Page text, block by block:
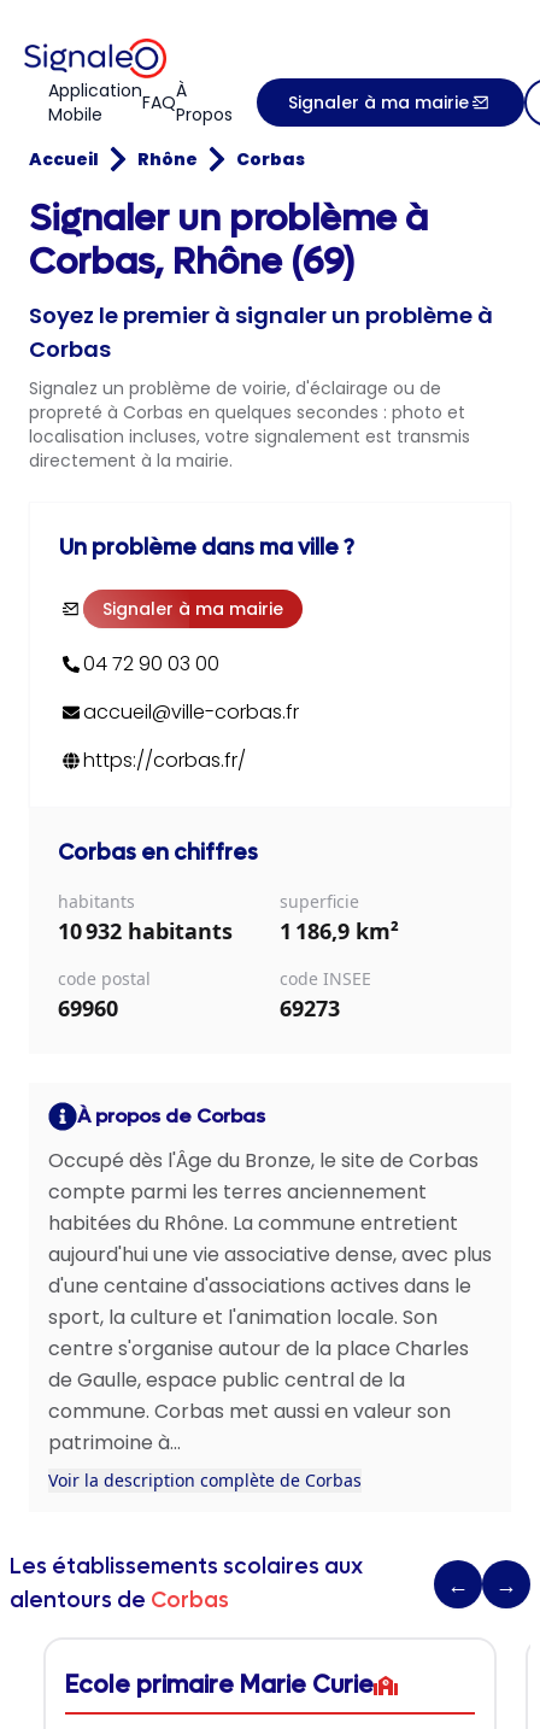
Application
Mobile
FAQÀ
Propos
Signaler à ma mairie
Accueil Rhône Corbas
Signaler un problème à
Corbas, Rhône (69)
Soyez le premier à signaler un problème à
Corbas
Signalez un problème de voirie, d'éclairage ou de
propreté à Corbas en quelques secondes : photo et
localisation incluses, votre signalement est transmis
directement à la mairie.
Un problème dans ma ville ?
Signaler à ma mairie
04 72 90 03 00
accueil@ville-corbas.fr
https://corbas.fr/
Corbas en chiffres
habitants
10 932 habitants
superficie
1 186,9 km²
code postal
69960
code INSEE
69273
À propos de Corbas
Occupé dès l'Âge du Bronze, le site de Corbas
compte parmi les terres anciennement
habitées du Rhône. La commune entretient
aujourd'hui une vie associative dense, avec plus
d'une centaine d'associations actives dans le
sport, la culture et l'animation locale. Son
centre s'organise autour de la place Charles
de Gaulle, espace public central de la
commune. Corbas met aussi en valeur son
patrimoine à...
Voir la description complète de Corbas
Les établissements scolaires aux
alentours de Corbas
← →
Ecole primaire Marie Curie